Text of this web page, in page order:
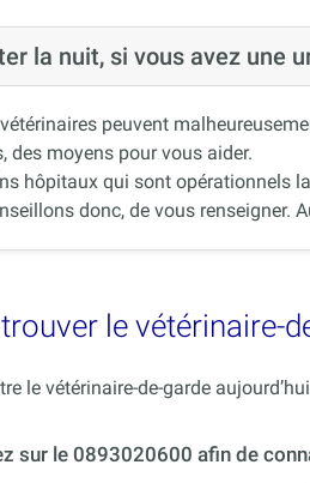
la nuit, si vous avez une
peuvent
des moyens pour vous aider.
hôpitaux qui sont opérationnels
donc, de vous renseigner.
le vétérinaire-
le vétérinaire-de-garde
sur le 0893020600 afin de